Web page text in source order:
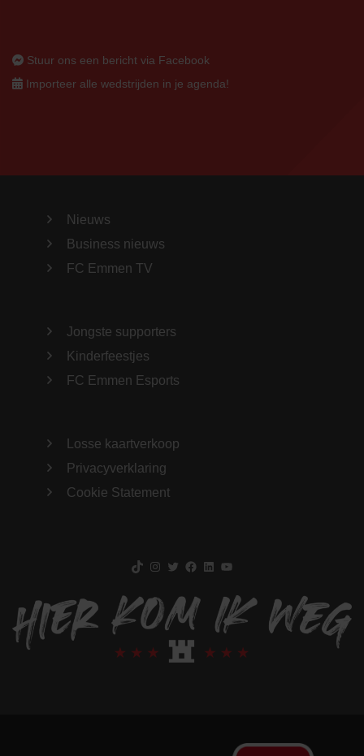
Stuur ons een bericht via Facebook
Importeer alle wedstrijden in je agenda!
Nieuws
Business nieuws
FC Emmen TV
Jongste supporters
Kinderfeestjes
FC Emmen Esports
Losse kaartverkoop
Privacyverklaring
Cookie Statement